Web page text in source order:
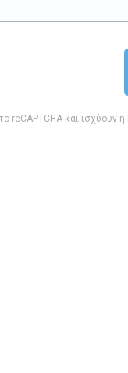
reCAPTCHA και ισχύουν η